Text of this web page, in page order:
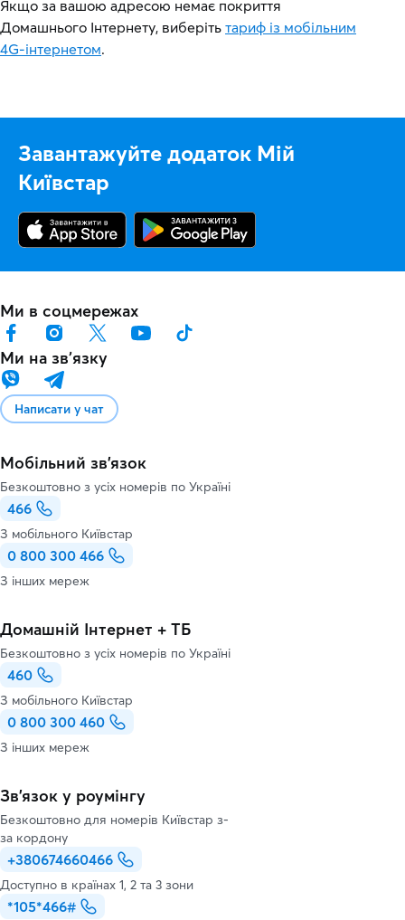
Якщо за вашою адресою немає покриття
Домашнього Інтернету, виберіть тариф із мобільним
4G-інтернетом.
Завантажуйте додаток Мій
Київстар
Ми в соцмережах
Ми на звʼязку
Написати у чат
Мобільний зв'язок
Безкоштовно з усіх номерів по Україні
466
З мобільного Київстар
0 800 300 466
З інших мереж
Домашній Інтернет + ТБ
Безкоштовно з усіх номерів по Україні
460
З мобільного Київстар
0 800 300 460
З інших мереж
Зв’язок у роумінгу
Безкоштовно для номерів Київстар з-
за кордону
+380674660466
Доступно в країнах 1, 2 та 3 зони
*105*466#